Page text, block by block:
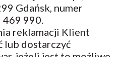
Gdańsk, numer
990.
reklamacji Klient
lub dostarczyć